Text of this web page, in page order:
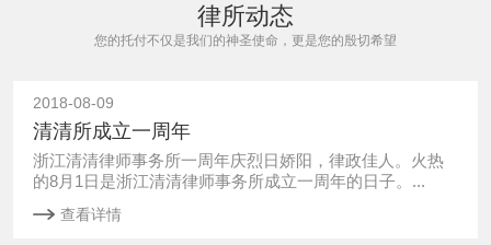
律所动态
您的托付不仅是我们的神圣使命，更是您的殷切希望
2018-08-09
清清所成立一周年
浙江清清律师事务所一周年庆烈日娇阳，律政佳人。火热
的8月1日是浙江清清律师事务所成立一周年的日子。...
查看详情